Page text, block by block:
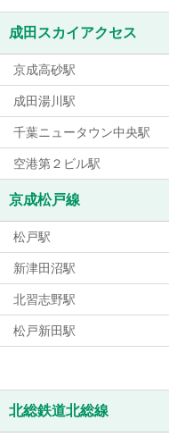
成田スカイアクセス
京成高砂駅
成田湯川駅
千葉ニュータウン中央駅
空港第２ビル駅
京成松戸線
松戸駅
新津田沼駅
北習志野駅
松戸新田駅
北総鉄道北総線